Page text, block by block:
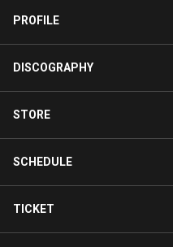
PROFILE
DISCOGRAPHY
STORE
SCHEDULE
TICKET